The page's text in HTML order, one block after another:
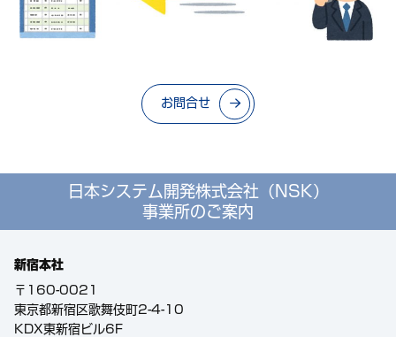
お問合せ
日本システム開発株式会社（NSK）
事業所のご案内
新宿本社
〒160-0021
東京都新宿区歌舞伎町2-4-10
KDX東新宿ビル6F